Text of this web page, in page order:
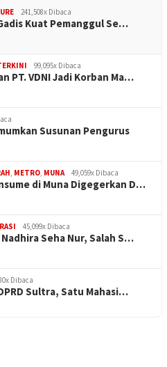
241,508x Dibaca
Kuat Pemanggul Se…
99,095x Dibaca
PT. VDNI Jadi Korban Ma…
Susunan Pengurus
, METRO, MUNA 49,059x Dibaca
di Muna Digegerkan D…
45,099x Dibaca
Seha Nur, Salah S…
Dibaca
Sultra, Satu Mahasi…